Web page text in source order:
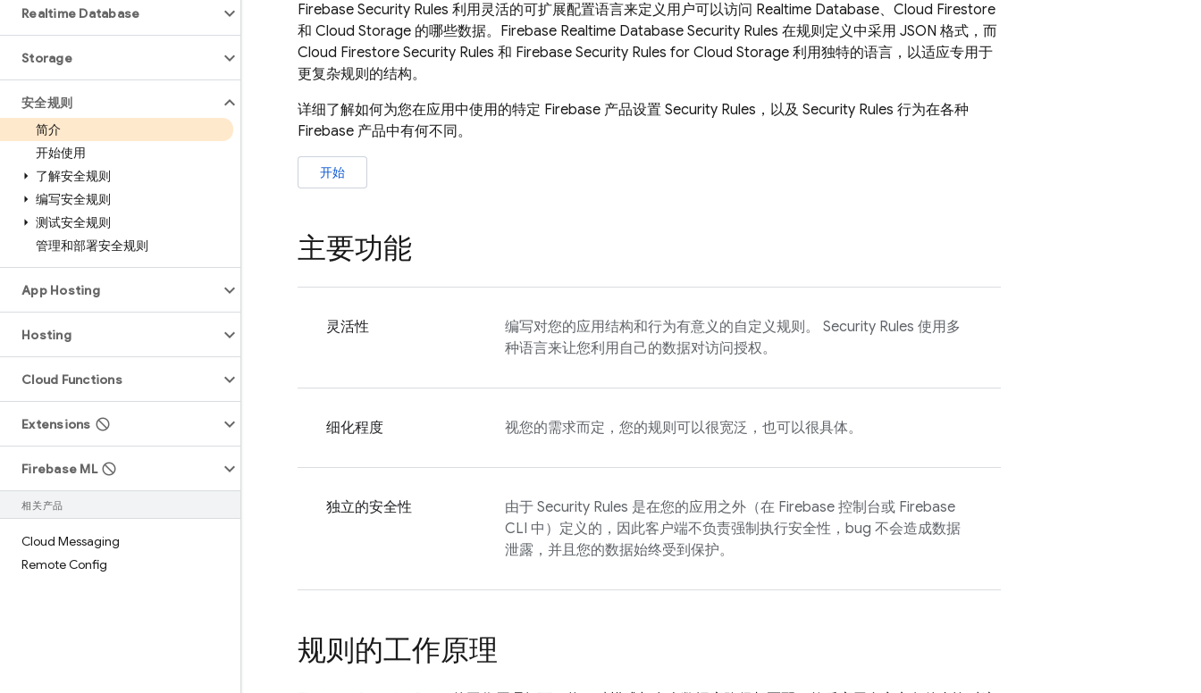
Realtime Database
Storage
安全规则
简介
开始使用
了解安全规则
编写安全规则
测试安全规则
管理和部署安全规则
App Hosting
Hosting
Cloud Functions
Extensions
Firebase ML
相关产品
Cloud Messaging
Remote Config
Firebase Security Rules 利用灵活的可扩展配置语言来定义用户可以访问 Realtime Database、 Cloud Firestore
和 Cloud Storage 的哪些数据。 Firebase Realtime Database Security Rules 在规则定义中采用 JSON 格式，而
Cloud Firestore Security Rules 和 Firebase Security Rules for Cloud Storage 利用独特的语言，以适应专用于
更复杂规则的结构。
详细了解如何为您在应用中使用的特定 Firebase 产品设置 Security Rules ，以及 Security Rules 行为在各种
Firebase 产品中有何不同。
开始
主要功能
灵活性 编写对您的应用结构和行为有意义的自定义规则。 Security Rules 使用多
种语言来让您利用自己的数据对访问授权。
细化程度 视您的需求而定，您的规则可以很宽泛，也可以很具体。
独立的安全性 由于 Security Rules 是在您的应用之外（在 Firebase 控制台或 Firebase
CLI 中）定义的，因此客户端不负责强制执行安全性，bug 不会造成数据
泄露，并且您的数据始终受到保护。
规则的工作原理